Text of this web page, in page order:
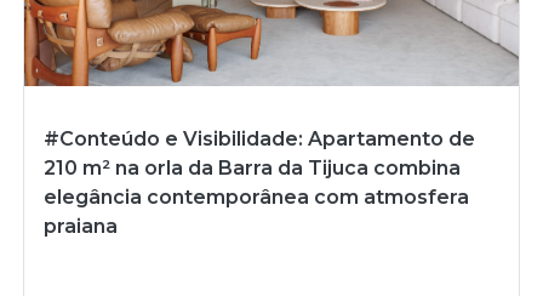
#Conteúdo e Visibilidade: Apartamento de
210 m² na orla da Barra da Tijuca combina
elegância contemporânea com atmosfera
praiana